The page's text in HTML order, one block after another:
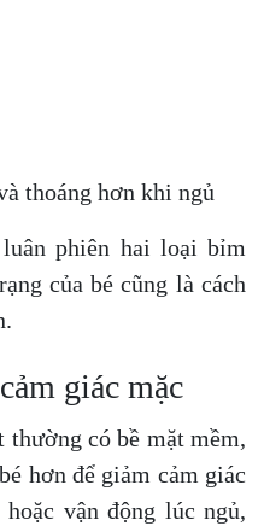
thoáng hơn khi ngủ
phiên hai loại bỉm
của bé cũng là cách
giác mặc
có bề mặt mềm,
hơn để giảm cảm giác
vận động lúc ngủ,